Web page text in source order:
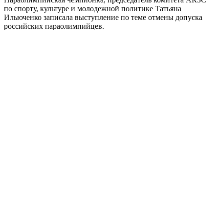
по спорту, культуре и молодежной политике Татьяна
Ильюченко записала выступление по теме отмены допуска
российских параолимпийцев.